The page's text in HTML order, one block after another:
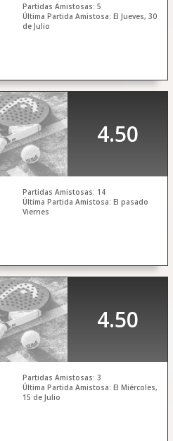
Partidas Amistosas: 5
Última Partida Amistosa: El Jueves, 30
de Julio
4.50
Partidas Amistosas: 14
Última Partida Amistosa: El pasado
Viernes
4.50
Partidas Amistosas: 3
Última Partida Amistosa: El Miércoles,
15 de Julio